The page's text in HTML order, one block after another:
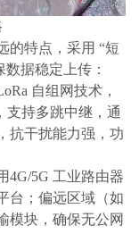
的特点，采用 “短
据稳定上传：
自组网技术，
支持多跳中继，通
抗干扰能力强，功
4G/5G 工业路由器
台；偏远区域（如
模块，确保无公网